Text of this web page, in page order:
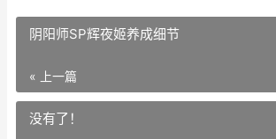
阴阳师SP辉夜姬养成细节
« 上一篇
没有了！